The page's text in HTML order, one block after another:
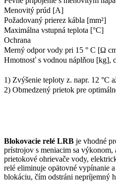
Menovitý prúd [A]
Požadovaný prierez kábla [mm²]
Maximálna vstupná teplota [°C]
Ochrana
Merný odpor vody pri 15 ° C [Ω
Hmotnosť s vodnou náplňou [kg],
1) Zvýšenie teploty z. napr. 12 °C
2) Obmedzený prietok pre
Blokovacie relé LRB je vhodné
prístrojov s meniacim sa
prietokové ohrievače vody,
relé eliminuje opätovné vypínanie
blokáciu, čím odstráni nepríjemný